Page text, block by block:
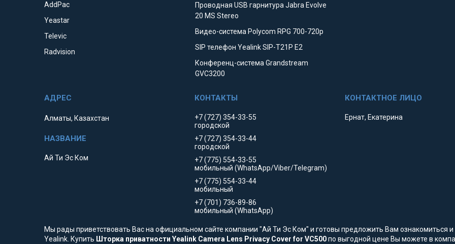
AddPac
Yeastar
Televic
Radvision
Проводная USB гарнитура Jabra Evolve
20 MS Stereo
Видео-система Polycom RPG 700-720p
SIP телефон Yealink SIP-T21P E2
Конференц-система Grandstream
GVC3200
Алматы, Казахстан
Ай Ти Эс Ком
+7 (727) 354-33-55
городской
+7 (727) 354-33-44
городской
+7 (775) 554-33-55
мобильный (WhatsApp/Viber/Telegram)
+7 (775) 554-33-44
мобильный
+7 (701) 736-89-86
мобильный (WhatsApp)
Ернат, Екатерина
Мы рады приветствовать Вас на официальном сайте компании "Ай Ти Эс Ком" и готовы предложить Вам ознакомиться и
Yealink. Купить Шторка приватности Yealink Camera Lens Privacy Cover for VC500по выгодной цене Вы можете в